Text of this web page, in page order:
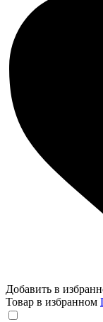
Добавить в
Товар в избранном